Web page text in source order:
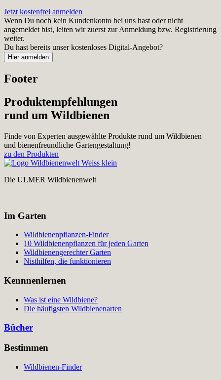
Jetzt kostenfrei anmelden
Wenn Du noch kein Kundenkonto bei uns hast oder nicht
angemeldet bist, leiten wir zuerst zur Anmeldung bzw. Registrierung
weiter.
Du hast bereits unser kostenloses Digital-Angebot?
Footer
Produktempfehlungen
rund um Wildbienen
Finde von Experten ausgewählte Produkte rund um Wildbienen
und bienenfreundliche Gartengestaltung!
zu den Produkten
Die ULMER Wildbienenwelt
Im Garten
Wildbienenpflanzen-Finder
10 Wildbienenpflanzen für jeden Garten
Wildbienengerechter Garten
Nisthilfen, die funktionieren
Kennnenlernen
Was ist eine Wildbiene?
Die häufigsten Wildbienenarten
Bücher
Bestimmen
Wildbienen-Finder